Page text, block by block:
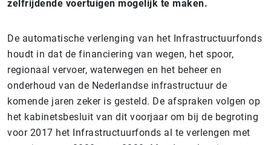
zelfrijdende voertuigen mogelijk te maken.
De automatische verlenging van het Infrastructuurfonds
houdt in dat de financiering van wegen, het spoor,
regionaal vervoer, waterwegen en het beheer en
onderhoud van de Nederlandse infrastructuur de
komende jaren zeker is gesteld. De afspraken volgen op
het kabinetsbesluit van dit voorjaar om bij de begroting
voor 2017 het Infrastructuurfonds al te verlengen met